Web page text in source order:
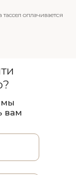
оплачивается
мы
вам